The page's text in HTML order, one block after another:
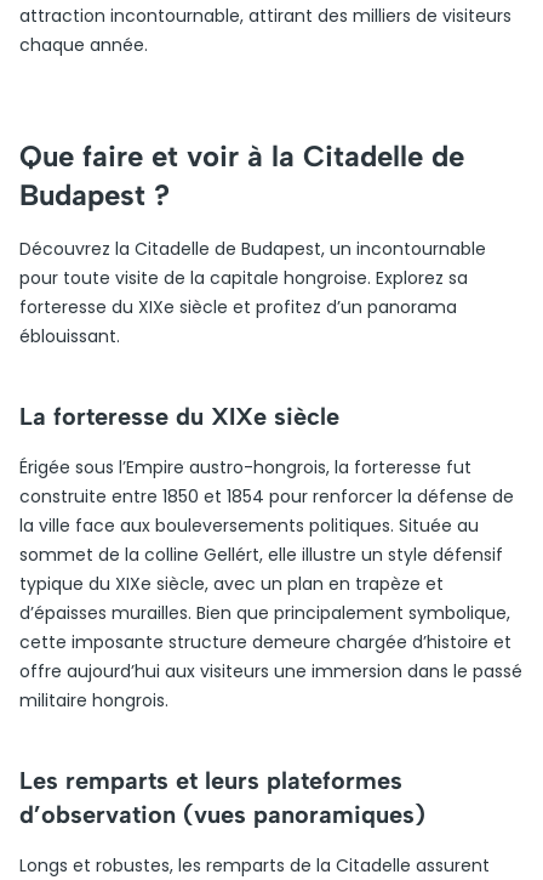
attraction incontournable, attirant des milliers de visiteurs
chaque année.
Que faire et voir à la Citadelle de
Budapest ?
Découvrez la Citadelle de Budapest, un incontournable
pour toute visite de la capitale hongroise. Explorez sa
forteresse du XIXe siècle et profitez d’un panorama
éblouissant.
La forteresse du XIXe siècle
Érigée sous l’Empire austro-hongrois, la forteresse fut
construite entre 1850 et 1854 pour renforcer la défense de
la ville face aux bouleversements politiques. Située au
sommet de la colline Gellért, elle illustre un style défensif
typique du XIXe siècle, avec un plan en trapèze et
d’épaisses murailles. Bien que principalement symbolique,
cette imposante structure demeure chargée d’histoire et
offre aujourd’hui aux visiteurs une immersion dans le passé
militaire hongrois.
Les remparts et leurs plateformes
d’observation (vues panoramiques)
Longs et robustes, les remparts de la Citadelle assurent